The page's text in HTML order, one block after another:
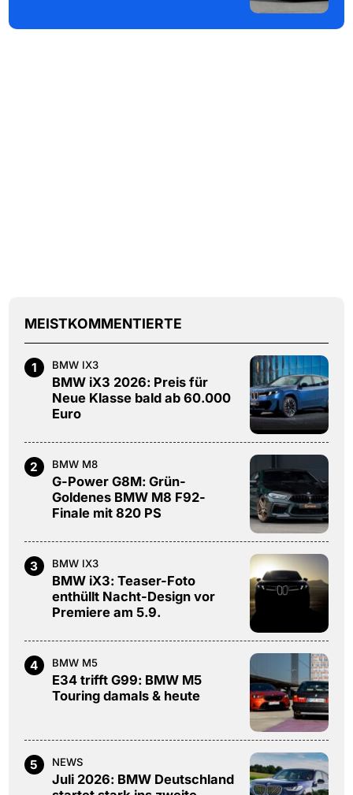
MEISTKOMMENTIERTE
1 BMW IX3
BMW iX3 2026: Preis für
Neue Klasse bald ab 60.000
Euro
2 BMW M8
G-Power G8M: Grün-
Goldenes BMW M8 F92-
Finale mit 820 PS
3 BMW IX3
BMW iX3: Teaser-Foto
enthüllt Nacht-Design vor
Premiere am 5.9.
4 BMW M5
E34 trifft G99: BMW M5
Touring damals & heute
5 NEWS
Juli 2026: BMW Deutschland